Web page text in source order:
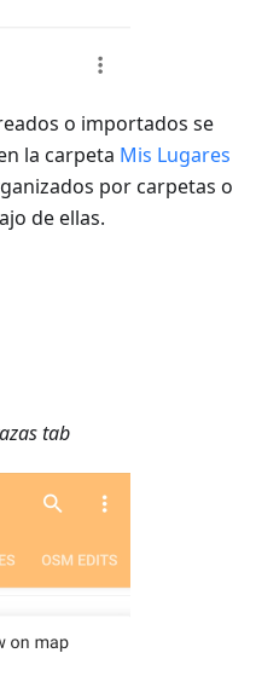
o importados se
la carpeta Mis Lugares
por carpetas o
de ellas.
tab